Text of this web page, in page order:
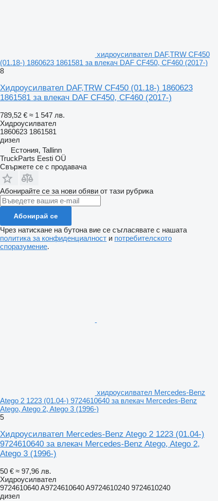
хидроусилвател DAF,TRW CF450
(01.18-) 1860623 1861581 за влекач DAF CF450, CF460 (2017-)
8
Хидроусилвател DAF,TRW CF450 (01.18-) 1860623
1861581 за влекач DAF CF450, CF460 (2017-)
789,52 € ≈ 1 547 лв.
Хидроусилвател
1860623 1861581
дизел
Естония, Tallinn
TruckParts Eesti OÜ
Свържете се с продавача
Абонирайте се за нови обяви от тази рубрика
Абонирай се
Чрез натискане на бутона вие се съгласявате с нашата
политика за конфиденциалност и потребителското
споразумение.
хидроусилвател Mercedes-Benz
Atego 2 1223 (01.04-) 9724610640 за влекач Mercedes-Benz
Atego, Atego 2, Atego 3 (1996-)
5
Хидроусилвател Mercedes-Benz Atego 2 1223 (01.04-)
9724610640 за влекач Mercedes-Benz Atego, Atego 2,
Atego 3 (1996-)
50 € ≈ 97,96 лв.
Хидроусилвател
9724610640 A9724610640 A9724610240 9724610240
дизел